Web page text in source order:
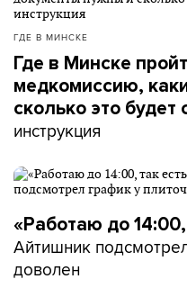
ГДЕ В МИНСКЕ
Где в Минске
медкомиссию,
сколько это будет
инструкция
«Работаю до
Айтишник
доволен